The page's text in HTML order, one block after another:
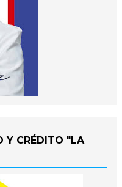
Y CRÉDITO "LA